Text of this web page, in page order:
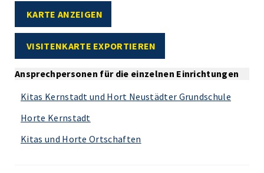
KARTE ANZEIGEN
VISITENKARTE EXPORTIEREN
Ansprechpersonen für die einzelnen Einrichtungen
Kitas Kernstadt und Hort Neustädter Grundschule
Horte Kernstadt
Kitas und Horte Ortschaften